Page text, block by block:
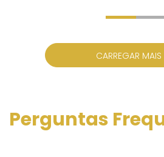
CARREGAR MAIS
Perguntas